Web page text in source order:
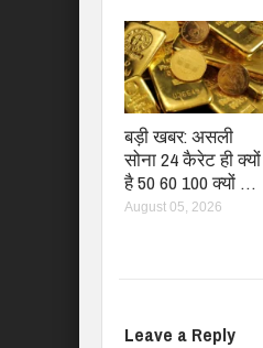
बड़ी खबर: असली
सोना 24 कैरेट ही क्यों
है 50 60 100 क्यों …
August 05, 2026
Leave a Reply